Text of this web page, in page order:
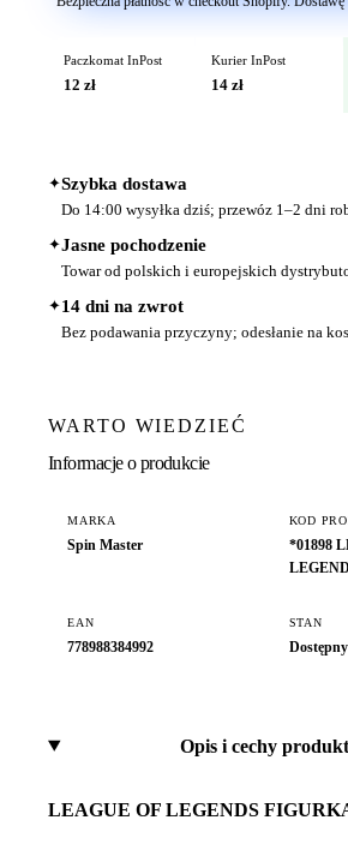
Paczkomat InPost
12 zł
Kurier InPost
14 zł
✦Szybka dostawa
Do 14:00 wysyłka dziś; przewóz 1–2 dni
✦Jasne pochodzenie
Towar od polskich i europejskich
✦14 dni na zwrot
Bez podawania przyczyny; odesłanie na
WARTO WIEDZIEĆ
Informacje o produkcie
MARKA
Spin Master
KOD
*01898
EAN
778988384992
STAN
Dostępny
Opis i cechy
LEAGUE OF LEGENDS